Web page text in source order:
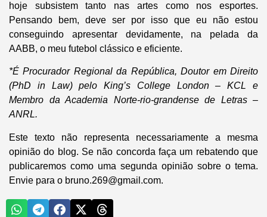
hoje subsistem tanto nas artes como nos esportes.
Pensando bem, deve ser por isso que eu não estou
conseguindo apresentar devidamente, na pelada da
AABB, o meu futebol clássico e eficiente.
*É Procurador Regional da República, Doutor em Direito
(PhD in Law) pelo King’s College London – KCL e
Membro da Academia Norte-rio-grandense de Letras –
ANRL.
Este texto não representa necessariamente a mesma
opinião do blog. Se não concorda faça um rebatendo que
publicaremos como uma segunda opinião sobre o tema.
Envie para o bruno.269@gmail.com.